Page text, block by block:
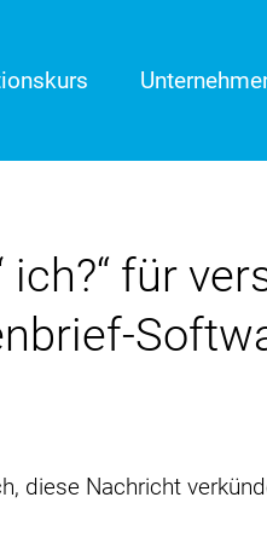
ich?“ für
diese Nachricht